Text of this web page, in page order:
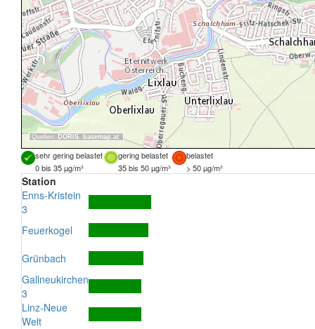
Quellen: DORIS, basemap.at
sehr gering belastet gering belastet
belastet
0 bis 35 µg/m³
35 bis 50 µg/m³ > 50 µg/m³
Station
Enns-Kristein
3
Feuerkogel
Grünbach
Gallneukirchen
3
Linz-Neue
Welt